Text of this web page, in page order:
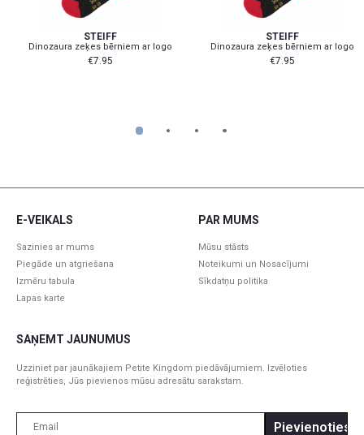
1-2
6-7 gadi
8-9 gadi 2-4
STEIFF
Dinozaura zeķes bērniem ar logo
7.95
STEIFF
Dinozaura zeķes bērniem ar logo
7.95
1 2 3 4
E-VEIKALS
Sazinies ar mums
Piegāde un atgriešana
Izmēru tabula
Lapas karte
PAR MUMS
Mūsu stāsts
Noteikumi un Nosacījumi
Sīkdatņu politika
SAŅEMT JAUNUMUS
Uzziniet par jaunākajiem Petite Kingdom piedāvājumiem. Izvēloties
reģistrēties, Jūs pievienos mūsu adresātu sarakstam.